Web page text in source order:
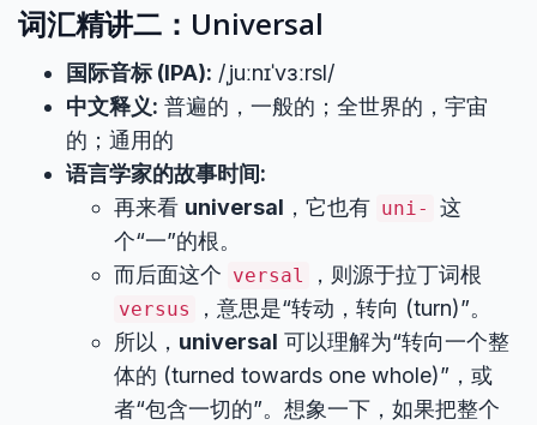
词汇精讲二：Universal
国际音标 (IPA): /ˌjuːnɪˈvɜːrsl/
中文释义: 普遍的，一般的；全世界的，宇宙
的；通用的
语言学家的故事时间:
再来看 universal ，它也有 uni-
这
个“一”的根。
而后面这个 versal ，则源于拉丁词根
versus
，意思是“转动，转向 (turn)”。
所以， universal 可以理解为“转向一个整
体的 (turned towards one whole)”，或
者“包含一切的”。想象一下，如果把整个